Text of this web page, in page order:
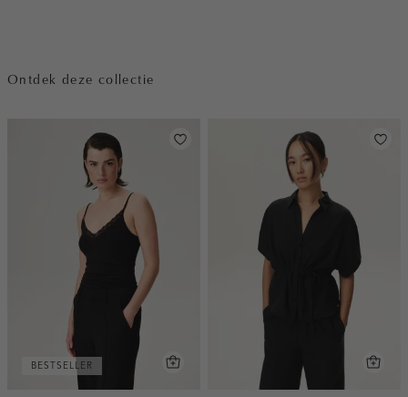
Ontdek deze collectie
BESTSELLER